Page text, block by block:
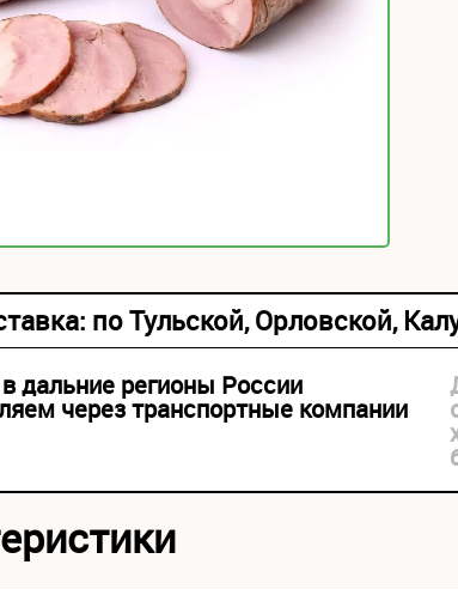
по Тульской, Орловской,
дальние регионы России
через транспортные компании